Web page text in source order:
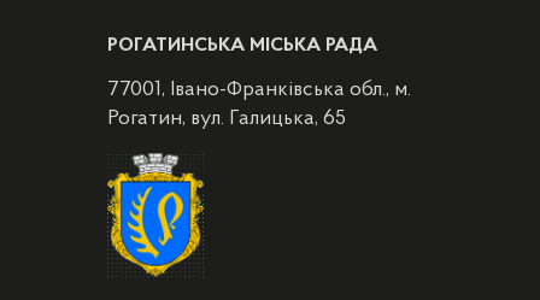
РОГАТИНСЬКА МІСЬКА РАДА
77001, Івано-Франківська обл., м.
Рогатин, вул. Галицька, 65